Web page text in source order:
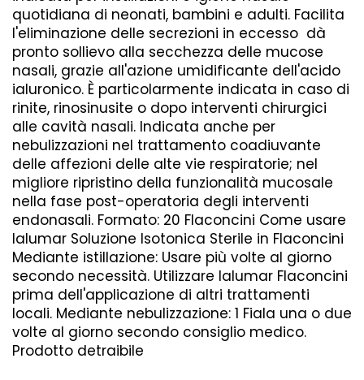
quotidiana di neonati, bambini e adulti. Facilita
l'eliminazione delle secrezioni in eccesso dà
pronto sollievo alla secchezza delle mucose
nasali, grazie all'azione umidificante dell'acido
ialuronico. È particolarmente indicata in caso di
rinite, rinosinusite o dopo interventi chirurgici
alle cavità nasali. Indicata anche per
nebulizzazioni nel trattamento coadiuvante
delle affezioni delle alte vie respiratorie; nel
migliore ripristino della funzionalità mucosale
nella fase post-operatoria degli interventi
endonasali. Formato: 20 Flaconcini Come usare
Ialumar Soluzione Isotonica Sterile in Flaconcini
Mediante istillazione: Usare più volte al giorno
secondo necessità. Utilizzare Ialumar Flaconcini
prima dell'applicazione di altri trattamenti
locali. Mediante nebulizzazione: 1 Fiala una o due
volte al giorno secondo consiglio medico.
Prodotto detraibile